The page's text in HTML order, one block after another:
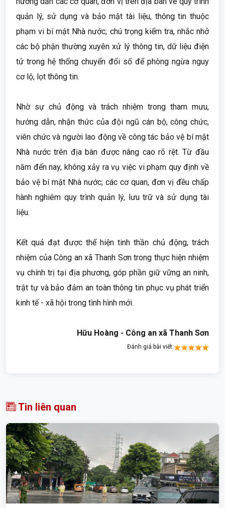
quản lý, sử dụng và bảo mật tài liệu, thông tin thuộc
phạm vi bí mật Nhà nước; chú trọng kiểm tra, nhắc nhở
các bộ phận thường xuyên xử lý thông tin, dữ liệu điện
tử trong hệ thống chuyển đổi số để phòng ngừa nguy
cơ lộ, lọt thông tin.
Nhờ sự chủ động và trách nhiệm trong tham mưu,
hướng dẫn, nhận thức của đội ngũ cán bộ, công chức,
viên chức và người lao động về công tác bảo vệ bí mật
Nhà nước trên địa bàn được nâng cao rõ rệt. Từ đầu
năm đến nay, không xảy ra vụ việc vi phạm quy định về
bảo vệ bí mật Nhà nước; các cơ quan, đơn vị đều chấp
hành nghiêm quy trình quản lý, lưu trữ và sử dụng tài
liệu.
Kết quả đạt được thể hiện tinh thần chủ động, trách
nhiệm của Công an xã Thanh Sơn trong thực hiện nhiệm
vụ chính trị tại địa phương, góp phần giữ vững an ninh,
trật tự và bảo đảm an toàn thông tin phục vụ phát triển
kinh tế - xã hội trong tình hình mới.
Hữu Hoàng - Công an xã Thanh Sơn
Đánh giá bài viết:
Tin liên quan